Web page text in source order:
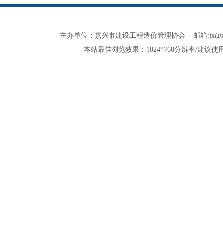
主办单位：嘉兴市建设工程造价管理协会 邮箱
本站最佳浏览效果：1024*768分辨率/建议